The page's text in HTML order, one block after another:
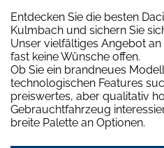
Entdecken Sie die besten
Kulmbach und sichern Sie
Unser vielfältiges Angebot
fast keine Wünsche offen.
Ob Sie ein brandneues
technologischen Features
preiswertes, aber qualitativ
Gebrauchtfahrzeug
breite Palette an Optionen.